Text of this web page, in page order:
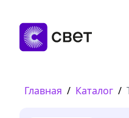
Дружба,
Главная / Каталог /